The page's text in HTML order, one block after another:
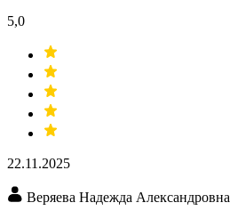
5,0
22.11.2025
Веряева Надежда Александровна